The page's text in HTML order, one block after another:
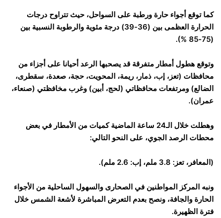
كما توقع أجواء حارة ورطبة على السواحل، حيث تتراوح درجات
الحرارة العظمى بين (36-39) درجة مئوية والرطوبة النسبية بين
(75-85 %).
وتوقع هطول أمطار متفرقة قد يصحبها الرعد أحيانا على أجزاء من
محافظات (تعز، إب، ذمار، ريمة، المحويت، حجة، صعدة، سقطرى،
الضالع) ومرتفعات محافظاتي (لحج، أبين) وغرب مخافظتي (صنعاء،
عمران).
وهطلت خلال الـ24 ساعة الماضية كميات من الأمطار في بعض
محطات الرصد الجوي، على النحو التالي:
(المعافر، تعز: 3.8 ملم، إب: 2.6 ملم).
ونبه المركز المواطنين في الصحارى والسهول الساحلية من الأجواء
الحارة والجافة، ونصح بعدم التعرض المباشرة لأشعة الشمس خلال
فترة الظهيرة.